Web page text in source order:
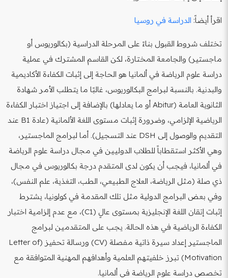
اقرأ أيضاً: الدراسة في روسيا
تختلف شروط القبول بناءً على المرحلة الدراسية (بكالوريوس أو
ماجستير) والجامعة المختارة، لكن القاسم المشترك في عملية
دراسة علوم الرياضة في ألمانيا هو الحاجة إلى إثبات الكفاءة الأكاديمية
والبدنية. بالنسبة لبرامج البكالوريوس، غالبًا ما يتطلب الأمر شهادة
الثانوية العامة (Abitur أو ما يعادلها) بالإضافة إلى اجتياز اختبار الكفاءة
الرياضية الإلزامي، وضرورة إثبات مستوى اللغة الألمانية (عادة B1 عند
التقديم والوصول إلى DSH عند التسجيل). أما لبرامج الماجستير،
وهي الأكثر استقطاباً للطلاب الدوليين في مجال دراسة علوم الرياضة
في ألمانيا، فيجب أن يكون لدى المتقدم درجة بكالوريوس في مجال
ذي صلة (مثل الرياضة، العلاج الطبيعي، الطب، التغذية، علم النفس)،
وفي بعض البرامج الدولية مثل تلك المقدمة في كولونيا، يشترط
إثبات إتقان اللغة الإنجليزية بمستوى عالٍ (C1)، مع عدم إلزامية اختبار
الكفاءة الرياضية في هذه الحالة. يجب على المتقدمين لبرامج
الماجستير إعداد سيرة ذاتية مفصلة (CV) ورسالة تحفيز (Letter of
Motivation) تبرز خلفيتهم العلمية وأهدافهم المهنية المتوافقة مع
تخصص دراسة علوم الرياضة في ألمانيا.